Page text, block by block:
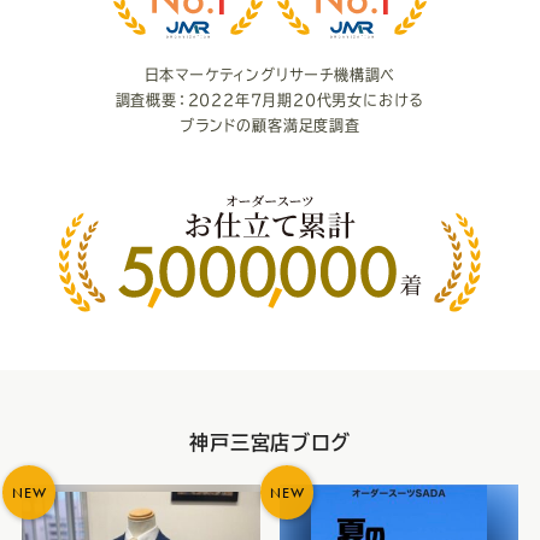
日本マーケティングリサーチ機構調べ
調査概要：2022年7月期20代男女における
ブランドの顧客満足度調査
神戸三宮店ブログ
NEW NEW